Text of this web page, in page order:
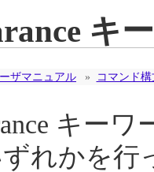
キ
ザマニュアル » コマンド
キー
れかを行